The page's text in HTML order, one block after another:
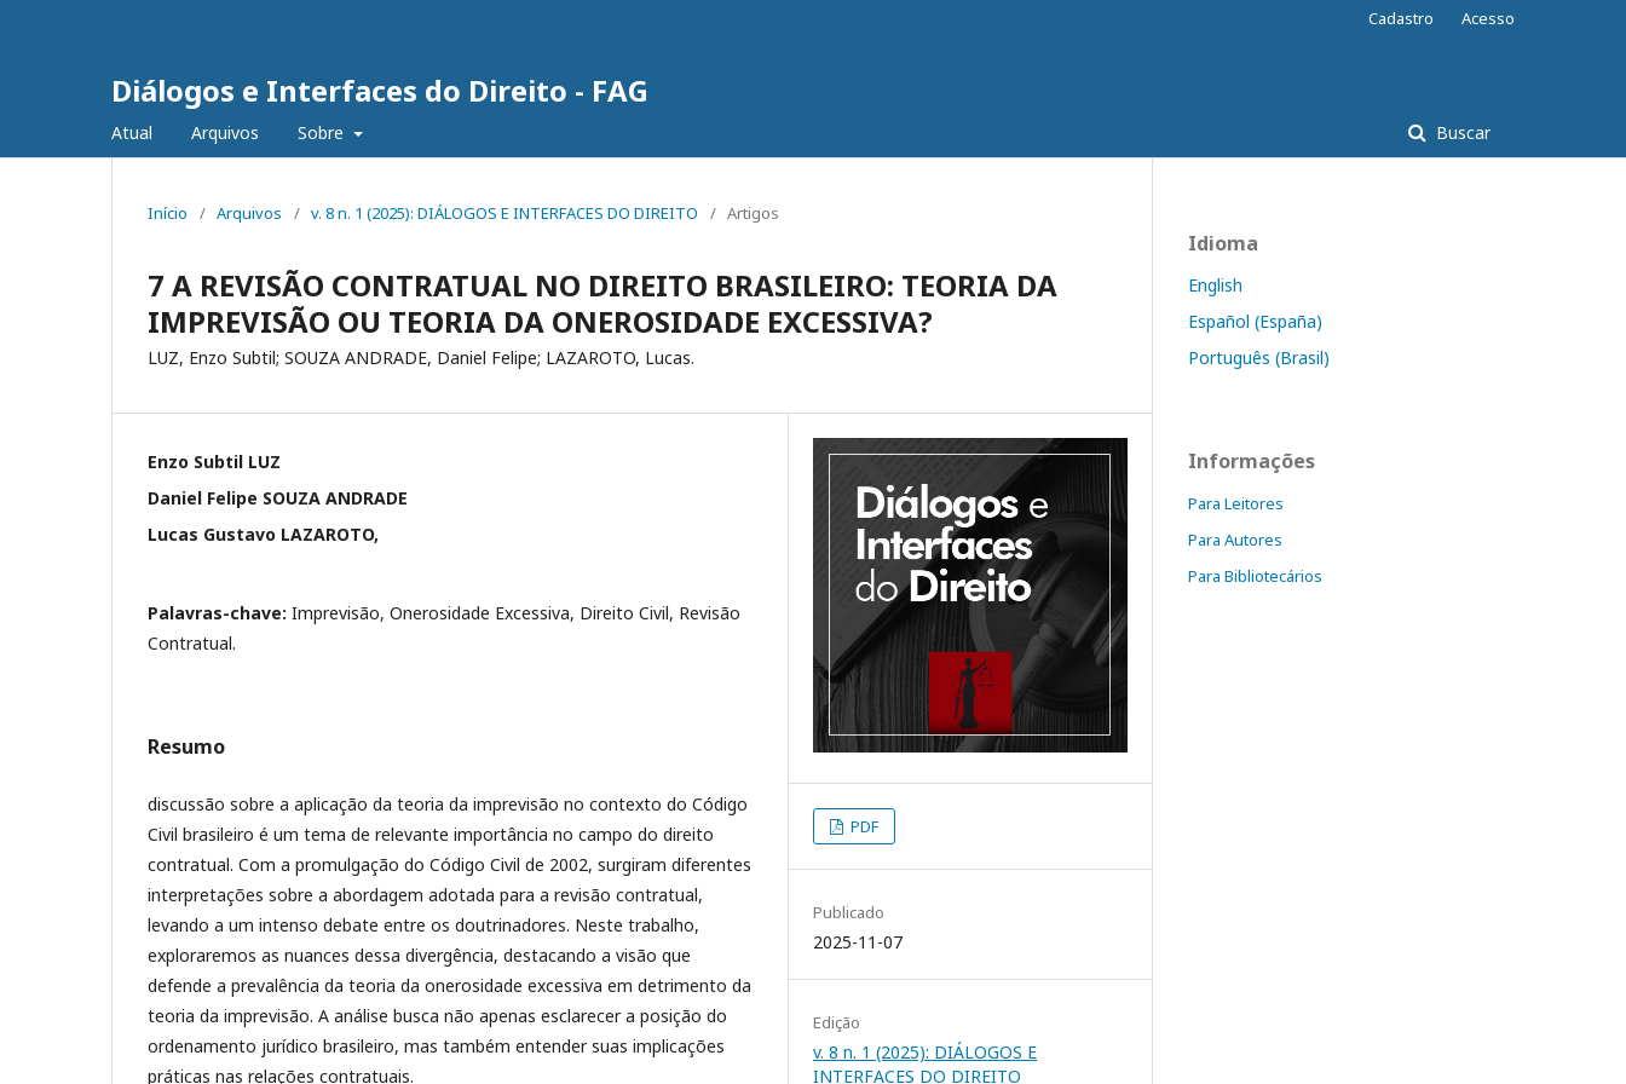
Diálogos e Interfaces do Direito - FAG
Atual Arquivos Sobre Buscar
Cadastro Acesso
Início / Arquivos / v. 8 n. 1 (2025): DIÁLOGOS E INTERFACES DO DIREITO / Artigos
7 A REVISÃO CONTRATUAL NO DIREITO BRASILEIRO: TEORIA DA
IMPREVISÃO OU TEORIA DA ONEROSIDADE EXCESSIVA?
LUZ, Enzo Subtil; SOUZA ANDRADE, Daniel Felipe; LAZAROTO, Lucas.
Enzo Subtil LUZ
Daniel Felipe SOUZA ANDRADE
Lucas Gustavo LAZAROTO,
Palavras-chave: Imprevisão, Onerosidade Excessiva, Direito Civil, Revisão
Contratual.
Resumo
discussão sobre a aplicação da teoria da imprevisão no contexto do Código
Civil brasileiro é um tema de relevante importância no campo do direito
contratual. Com a promulgação do Código Civil de 2002, surgiram diferentes
interpretações sobre a abordagem adotada para a revisão contratual,
levando a um intenso debate entre os doutrinadores. Neste trabalho,
exploraremos as nuances dessa divergência, destacando a visão que
defende a prevalência da teoria da onerosidade excessiva em detrimento da
teoria da imprevisão. A análise busca não apenas esclarecer a posição do
ordenamento jurídico brasileiro, mas também entender suas implicações
práticas nas relações contratuais.
PDF
Publicado
2025-11-07
Edição
v. 8 n. 1 (2025): DIÁLOGOS E
INTERFACES DO DIREITO
Idioma
English
Español (España)
Português (Brasil)
Informações
Para Leitores
Para Autores
Para Bibliotecários